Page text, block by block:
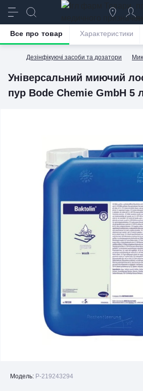
Дезінфікуючі засоби та дозатори
Універсальний миючий
пур Bode Chemie GmbH 5
Все про товар Характеристики
Модель: P-219243294